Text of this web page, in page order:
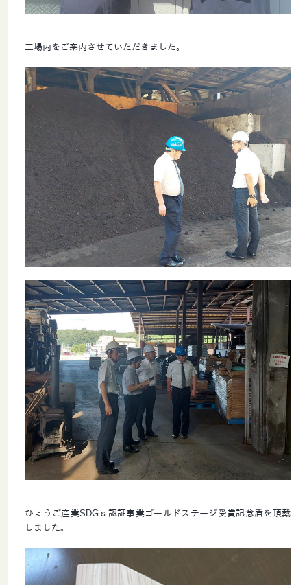
工場内をご案内させていただきました。
ひょうご産業SDGｓ認証事業ゴールドステージ受賞記念盾を頂戴
しました。